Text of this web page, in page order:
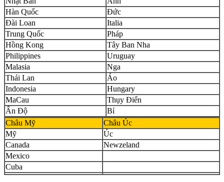
Hàn Quốc
Đức
Đài Loan
Italia
Trung Quốc
Pháp
Hồng Kong
Tây Ban Nha
Philippines
Uruguay
Malasia
Nga
Thái Lan
Áo
Indonesia
Hungary
MaCau
Thụy Điển
Ấn Độ
Bỉ
Châu Mỹ
Châu Úc
Mỹ
Úc
Canada
Newzeland
Mexico
Cuba